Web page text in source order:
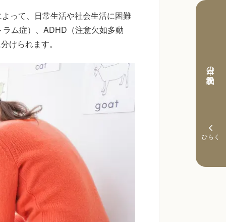
本日の予約状況
って、日常生活や社会生活に困難
ム症）、ADHD（注意欠如多動
けられます。